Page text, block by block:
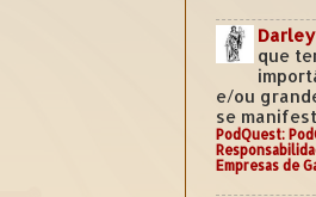
que
e/ou
se
PodQuest:
Empresas de